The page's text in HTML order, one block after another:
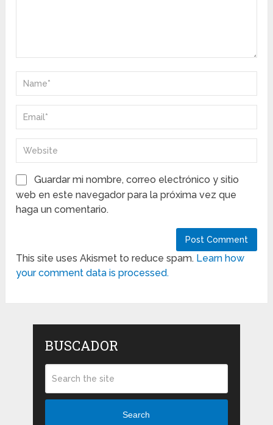
Guardar mi nombre, correo electrónico y sitio
web en este navegador para la próxima vez que
haga un comentario.
This site uses Akismet to reduce spam. Learn how
your comment data is processed.
BUSCADOR
Search